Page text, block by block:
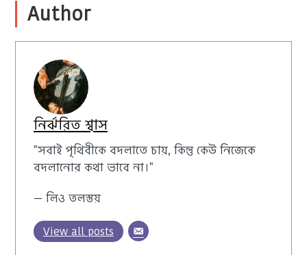
Author
নির্ঝরিত শ্বাস
"সবাই পৃথিবীকে বদলাতে চায়, কিন্তু কেউ নিজেকে
বদলানোর কথা ভাবে না।"
— লিও তলস্তয়
View all posts